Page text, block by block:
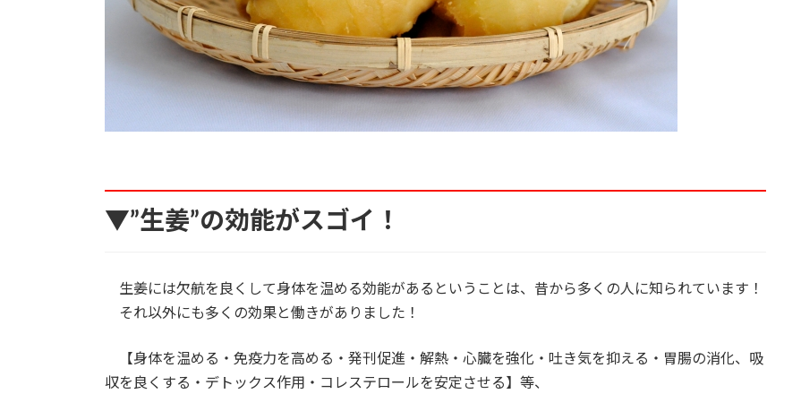
▼”生姜”の効能がスゴイ！
生姜には欠航を良くして身体を温める効能があるということは、昔から多くの人に知られています！
それ以外にも多くの効果と働きがありました！
【身体を温める・免疫力を高める・発刊促進・解熱・心臓を強化・吐き気を抑える・胃腸の消化、吸
収を良くする・デトックス作用・コレステロールを安定させる】等、